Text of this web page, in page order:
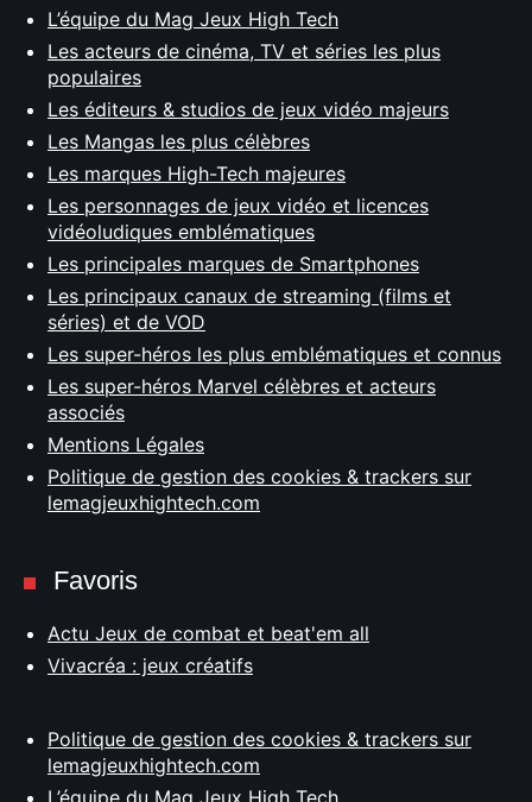
L’équipe du Mag Jeux High Tech
Les acteurs de cinéma, TV et séries les plus
populaires
Les éditeurs & studios de jeux vidéo majeurs
Les Mangas les plus célèbres
Les marques High-Tech majeures
Les personnages de jeux vidéo et licences
vidéoludiques emblématiques
Les principales marques de Smartphones
Les principaux canaux de streaming (films et
séries) et de VOD
Les super-héros les plus emblématiques et connus
Les super-héros Marvel célèbres et acteurs
associés
Mentions Légales
Politique de gestion des cookies & trackers sur
lemagjeuxhightech.com
Favoris
Actu Jeux de combat et beat'em all
Vivacréa : jeux créatifs
Politique de gestion des cookies & trackers sur
lemagjeuxhightech.com
L’équipe du Mag Jeux High Tech